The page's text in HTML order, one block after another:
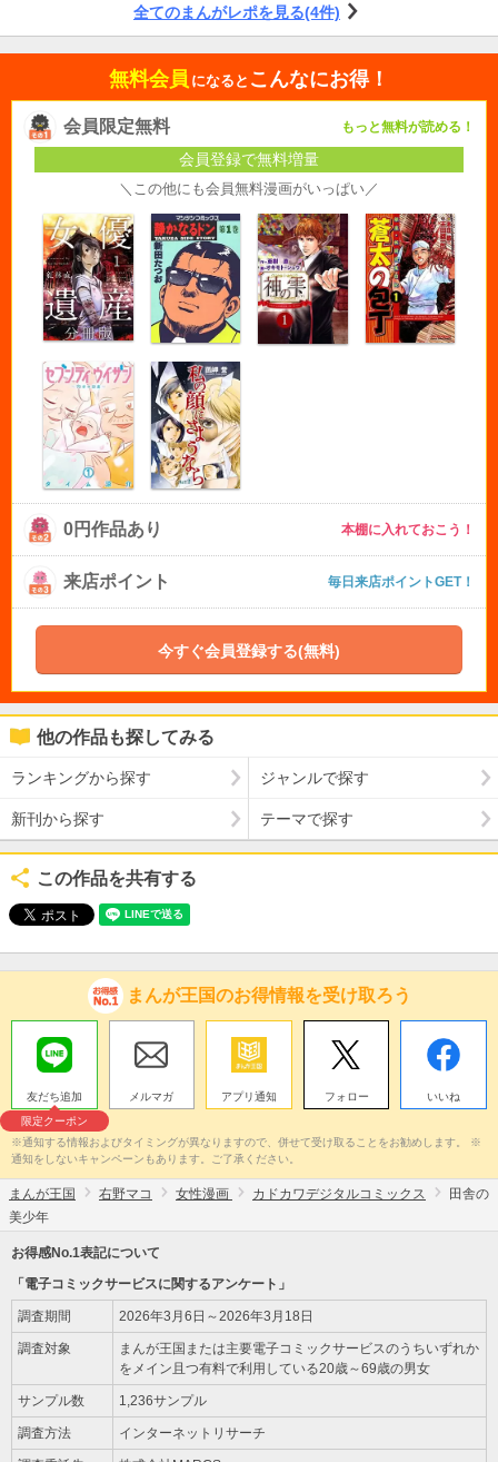
全てのまんがレポを見る(4件)
無料会員 になると こんなにお得！
会員限定無料 もっと無料が読める！
会員登録で無料増量
＼この他にも会員無料漫画がいっぱい／
0円作品あり 本棚に入れておこう！
来店ポイント 毎日来店ポイントGET！
今すぐ会員登録する(無料)
他の作品も探してみる
ランキングから探す ジャンルで探す
新刊から探す テーマで探す
この作品を共有する
まんが王国のお得情報を受け取ろう
友だち追加
限定クーポン
メルマガ アプリ通知 フォロー いいね
※通知する情報およびタイミングが異なりますので、併せて受け取ることをお勧めします。 ※
通知をしないキャンペーンもあります。ご了承ください。
まんが王国 右野マコ 女性漫画 カドカワデジタルコミックス
田舎の
美少年
お得感No.1表記について
「電子コミックサービスに関するアンケート」
調査期間 2026年3月6日～2026年3月18日
調査対象
まんが王国または主要電子コミックサービスのうちいずれか
をメイン且つ有料で利用している20歳～69歳の男女
サンプル数 1,236サンプル
調査方法 インターネットリサーチ